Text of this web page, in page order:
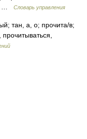
…
Словарь управления
тан, а, о; прочита/в;